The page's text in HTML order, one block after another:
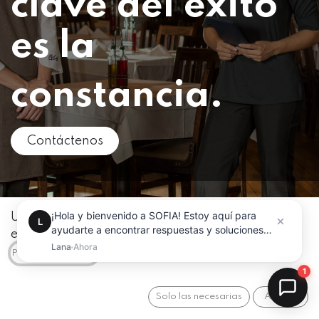
es la
constancia.
Contáctenos
Utilizamos cookies para ofrecerle una mejor
experiencia de usuario en este sitio web.
Política de Cookies
Solo las necesarias Acepto